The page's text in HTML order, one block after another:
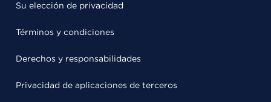
Su elección de privacidad
Términos y condiciones
Derechos y responsabilidades
Privacidad de aplicaciones de terceros